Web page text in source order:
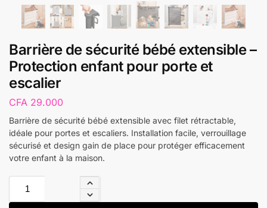
Barrière de sécurité bébé extensible –
Protection enfant pour porte et
escalier
CFA 29.000
Barrière de sécurité bébé extensible avec filet rétractable,
idéale pour portes et escaliers. Installation facile, verrouillage
sécurisé et design gain de place pour protéger efficacement
votre enfant à la maison.